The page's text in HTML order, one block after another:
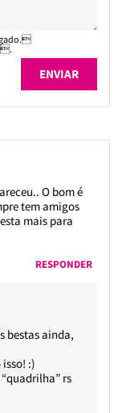
.
O bom é
tem amigos
mais para
RESPONDER
bestas ainda,
:)
rs